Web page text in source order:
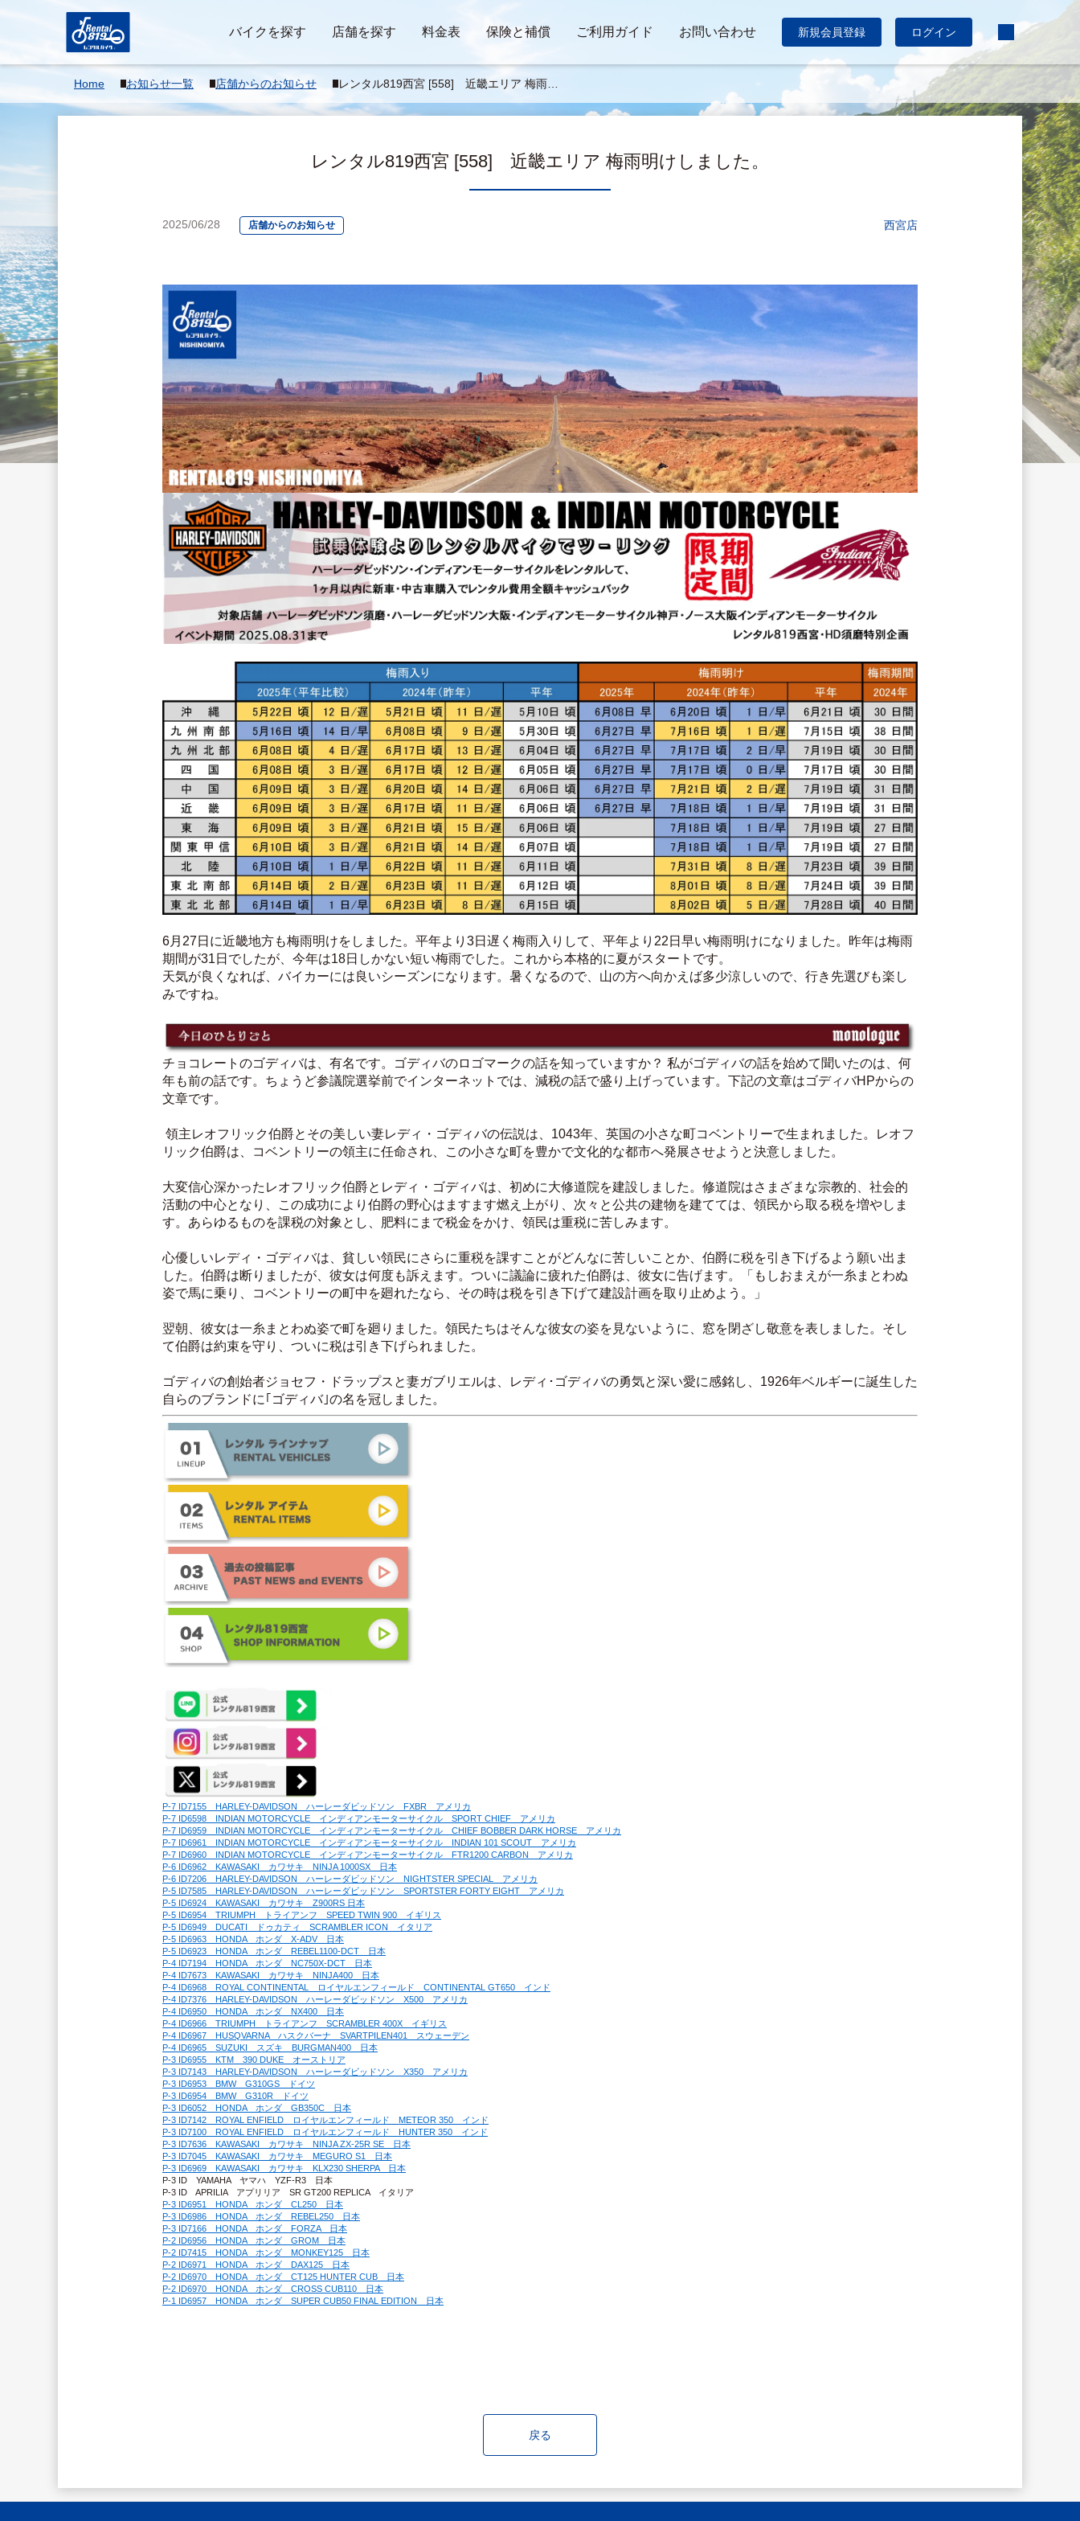
バイクを探す 店舗を探す 料金表 保険と補償 ご利用ガイド お問い合わせ 新規会員登録 ログイン
Home お知らせ一覧 店舗からのお知らせ
レンタル819西宮 [558] 近畿エリア 梅雨明
けしました。
レンタル819西宮 [558] 近畿エリア 梅雨明けしました。
2025/06/28 店舗からのお知らせ 西宮店
6月27日に近畿地方も梅雨明けをしました。平年より3日遅く梅雨入りして、平年より22日早い梅雨明けになりました。昨年は梅雨
期間が31日でしたが、今年は18日しかない短い梅雨でした。これから本格的に夏がスタートです。
天気が良くなれば、バイカーには良いシーズンになります。暑くなるので、山の方へ向かえば多少涼しいので、行き先選びも楽し
みですね。
チョコレートのゴディバは、有名です。ゴディバのロゴマークの話を知っていますか？ 私がゴディバの話を始めて聞いたのは、何
年も前の話です。ちょうど参議院選挙前でインターネットでは、減税の話で盛り上げっています。下記の文章はゴディバHPからの
文章です。
リック伯爵は、コベントリーの領主に任命され、この小さな町を豊かで文化的な都市へ発展させようと決意しました。
大変信心深かったレオフリック伯爵とレディ・ゴディバは、初めに大修道院を建設しました。修道院はさまざまな宗教的、社会的
活動の中心となり、この成功により伯爵の野心はますます燃え上がり、次々と公共の建物を建てては、領民から取る税を増やしま
す。あらゆるものを課税の対象とし、肥料にまで税金をかけ、領民は重税に苦しみます。
心優しいレディ・ゴディバは、貧しい領民にさらに重税を課すことがどんなに苦しいことか、伯爵に税を引き下げるよう願い出ま
した。伯爵は断りましたが、彼女は何度も訴えます。ついに議論に疲れた伯爵は、彼女に告げます。「もしおまえが一糸まとわぬ
姿で馬に乗り、コベントリーの町中を廻れたなら、その時は税を引き下げて建設計画を取り止めよう。」
翌朝、彼女は一糸まとわぬ姿で町を廻りました。領民たちはそんな彼女の姿を見ないように、窓を閉ざし敬意を表しました。そし
て伯爵は約束を守り、ついに税は引き下げられました。
ゴディバの創始者ジョセフ・ドラップスと妻ガブリエルは、レディ･ゴディバの勇気と深い愛に感銘し、1926年ベルギーに誕生した
自らのブランドに｢ゴディバ｣の名を冠しました。
P-7 ID7155　HARLEY-DAVIDSON　ハーレーダビッドソン　FXBR　アメリカ
P-7 ID6598　INDIAN MOTORCYCLE　インディアンモーターサイクル　SPORT CHIEF　アメリカ
P-7 ID6959　INDIAN MOTORCYCLE　インディアンモーターサイクル　CHIEF BOBBER DARK HORSE　アメリカ
P-7 ID6961　INDIAN MOTORCYCLE　インディアンモーターサイクル　INDIAN 101 SCOUT　アメリカ
P-7 ID6960　INDIAN MOTORCYCLE　インディアンモーターサイクル　FTR1200 CARBON　アメリカ
P-6 ID6962　KAWASAKI　カワサキ　NINJA 1000SX　日本
P-6 ID7206　HARLEY-DAVIDSON　ハーレーダビッドソン　NIGHTSTER SPECIAL　アメリカ
P-5 ID7585　HARLEY-DAVIDSON　ハーレーダビッドソン　SPORTSTER FORTY EIGHT　アメリカ
P-5 ID6924　KAWASAKI　カワサキ　Z900RS 日本
P-5 ID6954　TRIUMPH　トライアンフ　SPEED TWIN 900　イギリス
P-5 ID6949　DUCATI　ドゥカティ　SCRAMBLER ICON　イタリア
P-5 ID6963　HONDA　ホンダ　X-ADV　日本
P-5 ID6923　HONDA　ホンダ　REBEL1100-DCT　日本
P-4 ID7194　HONDA　ホンダ　NC750X-DCT　日本
P-4 ID7673　KAWASAKI　カワサキ　NINJA400　日本
P-4 ID6968　ROYAL CONTINENTAL　ロイヤルエンフィールド　CONTINENTAL GT650　インド
P-4 ID7376　HARLEY-DAVIDSON　ハーレーダビッドソン　X500　アメリカ
P-4 ID6950　HONDA　ホンダ　NX400　日本
P-4 ID6966　TRIUMPH　トライアンフ　SCRAMBLER 400X　イギリス
P-4 ID6967　HUSQVARNA　ハスクバーナ　SVARTPILEN401　スウェーデン
P-4 ID6965　SUZUKI　スズキ　BURGMAN400　日本
P-3 ID6955　KTM　390 DUKE　オーストリア
P-3 ID7143　HARLEY-DAVIDSON　ハーレーダビッドソン　X350　アメリカ
P-3 ID6953　BMW　G310GS　ドイツ
P-3 ID6954　BMW　G310R　ドイツ
P-3 ID6052　HONDA　ホンダ　GB350C　日本
P-3 ID7142　ROYAL ENFIELD　ロイヤルエンフィールド　METEOR 350　インド
P-3 ID7100　ROYAL ENFIELD　ロイヤルエンフィールド　HUNTER 350　インド
P-3 ID7636　KAWASAKI　カワサキ　NINJA ZX-25R SE　日本
P-3 ID7045　KAWASAKI　カワサキ　MEGURO S1　日本
P-3 ID6969　KAWASAKI　カワサキ　KLX230 SHERPA　日本
P-3 ID　YAMAHA　ヤマハ　YZF-R3　日本
P-3 ID　APRILIA　アプリリア　SR GT200 REPLICA　イタリア
P-3 ID6951　HONDA　ホンダ　CL250　日本
P-3 ID6986　HONDA　ホンダ　REBEL250　日本
P-3 ID7166　HONDA　ホンダ　FORZA　日本
P-2 ID6956　HONDA　ホンダ　GROM　日本
P-2 ID7415　HONDA　ホンダ　MONKEY125　日本
P-2 ID6971　HONDA　ホンダ　DAX125　日本
P-2 ID6970　HONDA　ホンダ　CT125 HUNTER CUB　日本
P-2 ID6970　HONDA　ホンダ　CROSS CUB110　日本
P-1 ID6957　HONDA　ホンダ　SUPER CUB50 FINAL EDITION　日本
戻る